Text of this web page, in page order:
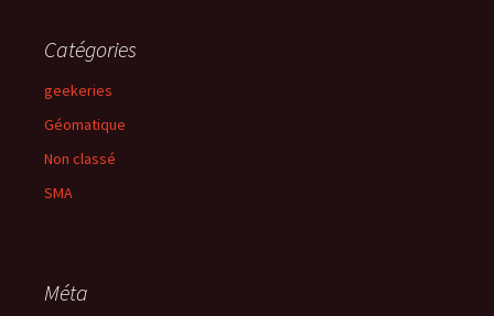
Catégories
geekeries
Géomatique
Non classé
SMA
Méta